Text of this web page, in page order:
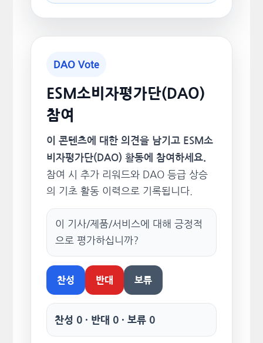
DAO Vote
ESM소비자평가단(DAO)
참여
이 콘텐츠에 대한 의견을 남기고 ESM소
비자평가단(DAO) 활동에 참여하세요.
참여 시 추가 리워드와 DAO 등급 상승
의 기초 활동 이력으로 기록됩니다.
이 기사/제품/서비스에 대해 긍정적
으로 평가하십니까?
찬성 반대 보류
찬성 0 · 반대 0 · 보류 0